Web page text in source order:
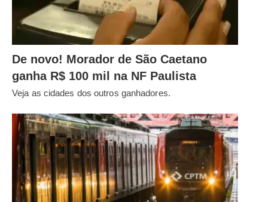
De novo! Morador de São Caetano
ganha R$ 100 mil na NF Paulista
Veja as cidades dos outros ganhadores.